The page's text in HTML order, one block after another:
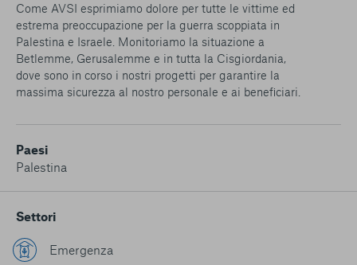
cookie vengono utilizzati per mostrare pubblicità che risulti
interessante per l’utente quando visita i siti Web e le app di
terzi. Qui sono disponibili tutte le informazioni sui cookie che
utilizziamo e sarà possibile attivarli e/o disattivarli secondo
le proprie preferenze, salvo i Cookie strettamente necessari
per il funzionamento della Piattaforma. È importante tenere
condizionare l’esperienza sulla Piattaforma e il suo
funzionamento. Premendo “Conferma le mie scelte”, la
selezione relativa ai cookie effettuata verrà salvata. Se non è
equivarrà a rifiutare tutti i cookie. Per ulteriori informazioni, è
possibile consultare la nostra
Cookie strettamente necessari
Come AVSI esprimiamo dolore per tutte le vittime ed
estrema preoccupazione per la guerra scoppiata in
Palestina e Israele. Monitoriamo la situazione a
Betlemme, Gerusalemme e in tutta la Cisgiordania,
dove sono in corso i nostri progetti per garantire la
massima sicurezza al nostro personale e ai beneficiari.
Paesi
Palestina
Settori
Emergenza